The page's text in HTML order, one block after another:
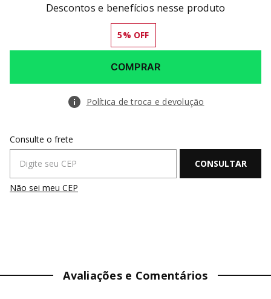
Descontos e benefícios nesse produto
5% OFF
COMPRAR
Política de troca e devolução
Não sei meu CEP
Avaliações e Comentários